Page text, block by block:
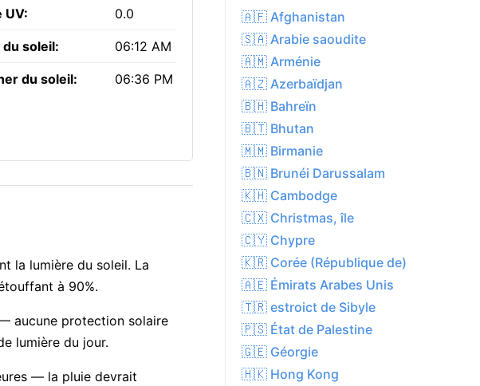
UV: 0.0
du soleil: 06:12 AM
du soleil: 06:36 PM
la lumière du soleil. La
à 90%.
aucune protection solaire
lumière du jour.
— la pluie devrait
🇦🇫 Afghanistan
🇸🇦 Arabie saoudite
🇦🇲 Arménie
🇦🇿 Azerbaïdjan
🇧🇭 Bahreïn
🇧🇹 Bhutan
🇲🇲 Birmanie
🇧🇳 Brunéi Darussalam
🇰🇭 Cambodge
🇨🇽 Christmas, île
🇨🇾 Chypre
🇰🇷 Corée (République de)
🇦🇪 Émirats Arabes Unis
🇹🇷 estroict de Sibyle
🇵🇸 État de Palestine
🇬🇪 Géorgie
🇭🇰 Hong Kong